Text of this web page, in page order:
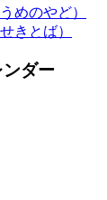
めのやど）
きとば）
ンダー